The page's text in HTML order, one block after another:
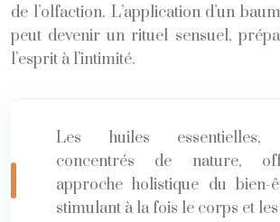
de l’olfaction. L’application d’un
peut devenir un rituel sensuel,
l’esprit à l’intimité.
Les huiles essentielles,
concentrés de nature,
approche holistique du bien-
stimulant à la fois le corps et les